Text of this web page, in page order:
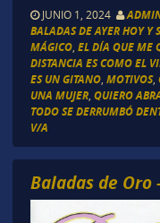
JUNIO 1, 2024
BALADAS DE AYER HOY Y
MÁGICO, EL DÍA QUE ME
DISTANCIA ES COMO EL
ES UN GITANO, MOTIVOS,
UNA MUJER, QUIERO
TODO SE DERRUMBÓ
V/A
Baladas de Oro